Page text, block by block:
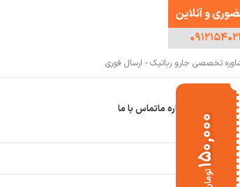
۱۵۰,۰۰۰
تومان
تخصصی جارو رباتیک - ارسال فوری
رباتیک درباره ماتماس با ما
و آنلاین